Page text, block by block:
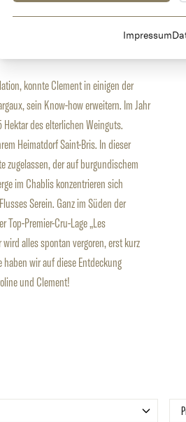
Impressum
www.instagram.com/clementlavallee_
konnte Clement in einigen der
sein Know-how erweitern. Im Jahr
des elterlichen Weinguts.
Heimatdorf Saint-Bris. In dieser
zugelassen, der auf burgundischem
im Chablis konzentrieren sich
Serein. Ganz im Süden der
Premier-Cru-Lage „Les
alles spontan vergoren, erst kurz
wir auf diese Entdeckung
und Clement!